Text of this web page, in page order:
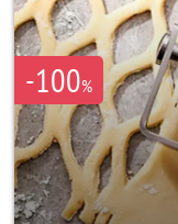
-100%